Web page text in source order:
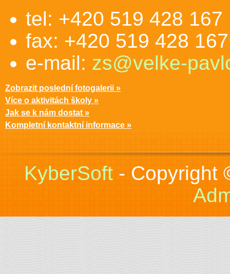
tel: +420 519 428 167
fax: +420 519 428 167
e-mail: zs@velke-
Zobrazit poslední fotogalerii »
Více o aktivitách školy »
Jak se k nám dostat »
Kompletní kontaktní informace »
KyberSoft- Copyright